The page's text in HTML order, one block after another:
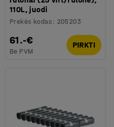
110L, juodi
Prekės kodas : 205203
61.-€
Be PVM
PIRKTI